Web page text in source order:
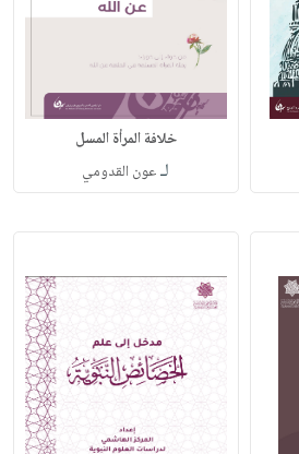
خلافة المرأة المسل
لـعون القدومي